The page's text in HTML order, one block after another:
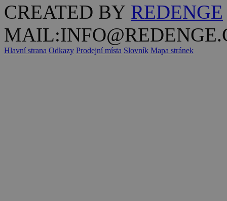
CREATED BY REDENGE
Hlavní strana Odkazy Prodejní místa Slovník Mapa stránek